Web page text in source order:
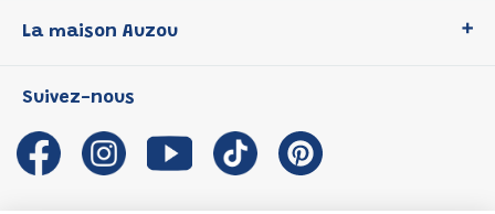
P'tit Loup
Les Influenceuses
Migali
Petite Taupe
La maison Auzou
Notre histoire
Auzou s'engage
Auteurs et illustrateurs Auzou
Suivez-nous